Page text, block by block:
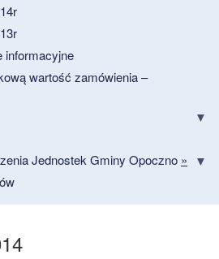
informacyjne
wartość zamówienia –
Jednostek Gminy Opoczno »